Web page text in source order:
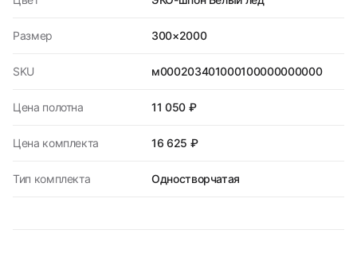
Размер 300×2000
SKU м000203401000100000000000
Цена полотна 11 050 ₽
Цена комплекта 16 625 ₽
Тип комплекта Одностворчатая